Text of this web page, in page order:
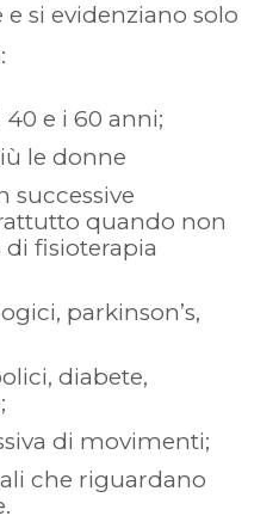
si evidenziano solo
e i 60 anni;
le donne
successive
quando non
di fisioterapia
parkinson’s,
diabete,
di movimenti;
che riguardano